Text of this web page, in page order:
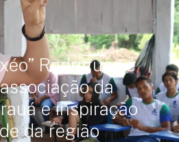
Rodrigues é
da
e inspiração
da região